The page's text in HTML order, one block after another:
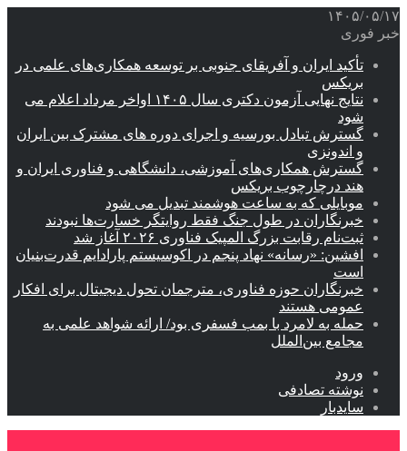
۱۴۰۵/۰۵/۱۷
خبر فوری
تأکید ایران و آفریقای جنوبی بر توسعه همکاری‌های علمی در
بریکس
نتایج نهایی آزمون دکتری سال ۱۴۰۵ اواخر مرداد اعلام می
شود
گسترش تبادل بورسیه و اجرای دوره های مشترک بین ایران
و اندونزی
گسترش همکاری‌های آموزشی، دانشگاهی و فناوری ایران و
هند درچارچوب بریکس
موبایلی که به ساعت هوشمند تبدیل می شود
خبرنگاران در طول جنگ فقط روایتگر خسارت‌ها نبودند
ثبت‌نام رقابت بزرگ المپیک فناوری ۲۰۲۶ آغاز شد
افشین: «رسانه» نهاد پنجم در اکوسیستم پارادایم قدرت‌بنیان
است
خبرنگاران حوزه فناوری، مترجمان تحول دیجیتال برای افکار
عمومی هستند
حمله به لامرد با بمب فسفری بود/ ارائه شواهد علمی به
مجامع بین‌الملل
ورود
نوشته تصادفی
سایدبار